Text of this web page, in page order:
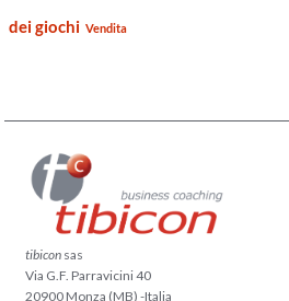
dei giochi Vendita
tibicon sas
Via G.F. Parravicini 40
20900 Monza (MB) -Italia